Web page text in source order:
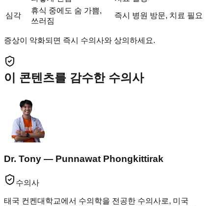
심각
휴식 중에도 숨 가쁨,
쓰러짐
즉시 병원 방문, 치료 필요
증상이 악화되면 즉시 수의사와 상의하세요.
이 콘텐츠를 감수한 수의사
Dr. Tony — Punnawat Phongkittirak
수의사
태국 컨켄대학교에서 수의학을 전공한 수의사로, 미국